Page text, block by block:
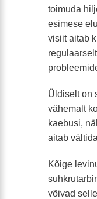
toimuda
esimese
visiit aitab
Üldiselt on
vähemalt
kaebusi,
aitab
Kõige
võivad